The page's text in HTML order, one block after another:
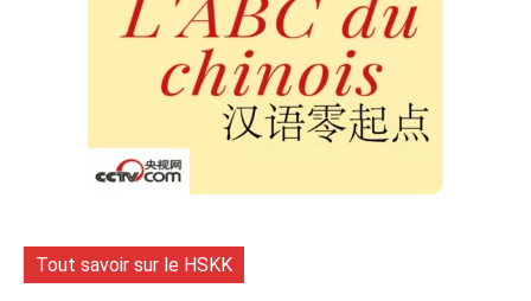
Tout savoir sur le HSKK